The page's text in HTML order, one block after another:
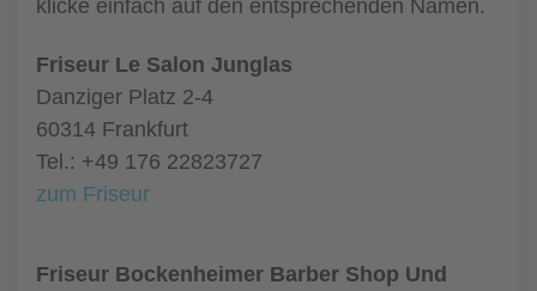
klicke einfach auf den entsprechenden Namen.
Friseur Le Salon Junglas
Danziger Platz 2-4
60314 Frankfurt
Tel.: +49 176 22823727
zum Friseur
Friseur Bockenheimer Barber Shop Und